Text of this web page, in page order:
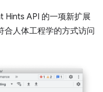
Hints API 的一项新扩展
合人体工程学的方式访问